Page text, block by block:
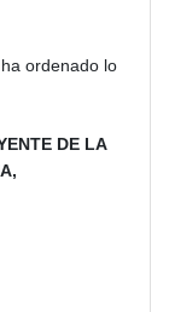
ordenado lo
DE LA